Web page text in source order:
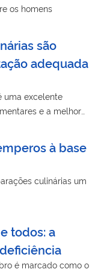
os homens
são
adequada
uma excelente
e a melhor
à base
culinárias um
todos: a
é marcado como o